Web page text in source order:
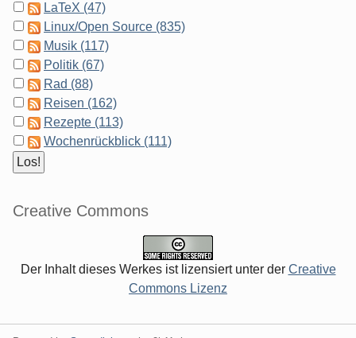
LaTeX (47)
Linux/Open Source (835)
Musik (117)
Politik (67)
Rad (88)
Reisen (162)
Rezepte (113)
Wochenrückblick (111)
Creative Commons
Der Inhalt dieses Werkes ist lizensiert unter der Creative
Commons Lizenz